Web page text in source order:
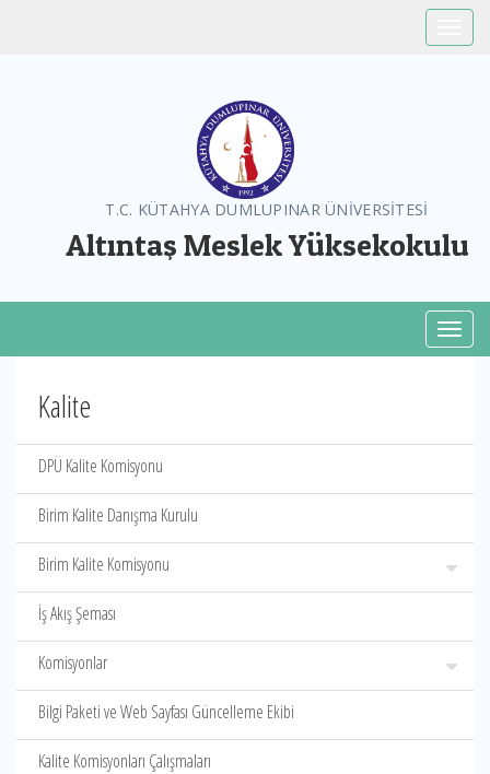
T.C. KÜTAHYA DUMLUPINAR ÜNİVERSİTESİ
Altıntaş Meslek Yüksekokulu
Kalite
DPÜ Kalite Komisyonu
Birim Kalite Danışma Kurulu
Birim Kalite Komisyonu
İş Akış Şeması
Komisyonlar
Bilgi Paketi ve Web Sayfası Güncelleme Ekibi
Kalite Komisyonları Çalışmaları